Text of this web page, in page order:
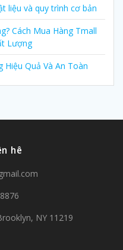
liệu và quy trình cơ bản
Cách Mua Hàng Tmall
Lượng
Hiệu Quả Và An Toàn
hê
NY 11219